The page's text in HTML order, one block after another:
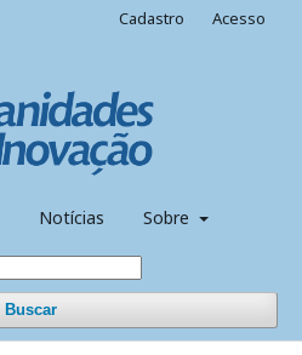
Notícias Sobre
Buscar
Cadastro Acesso